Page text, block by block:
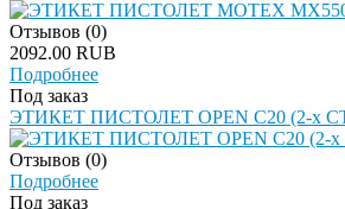
Отзывов (0)
2092.00 RUB
Подробнее
Под заказ
ЭТИКЕТ ПИСТОЛЕТ OPEN C20 (2-х
Отзывов (0)
Подробнее
Под заказ